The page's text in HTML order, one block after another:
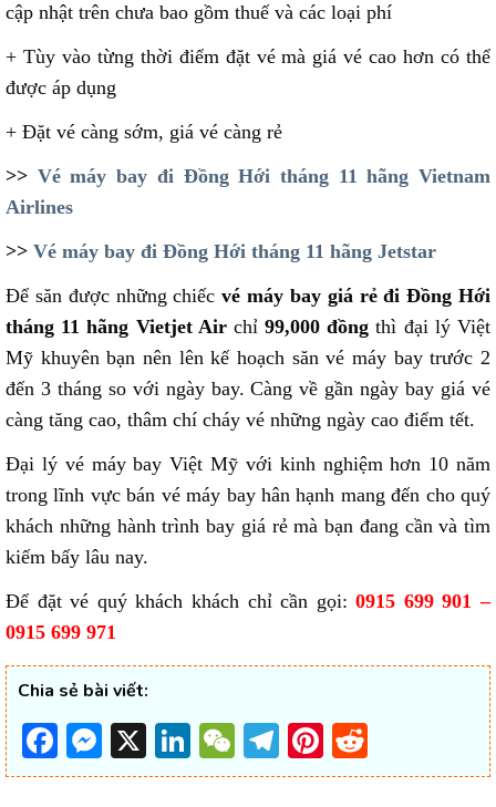
cập nhật trên chưa bao gồm thuế và các loại phí
+ Tùy vào từng thời điểm đặt vé mà giá vé cao hơn có thể
được áp dụng
+ Đặt vé càng sớm, giá vé càng rẻ
>> Vé máy bay đi Đồng Hới tháng 11 hãng Vietnam
Airlines
>> Vé máy bay đi Đồng Hới tháng 11 hãng Jetstar
Để săn được những chiếcvé máy bay giá rẻ đi Đồng Hới
tháng 11 hãng Vietjet Airchỉ99,000 đồng thì đại lý Việt
Mỹ khuyên bạn nên lên kế hoạch săn vé máy bay trước 2
đến 3 tháng so với ngày bay. Càng về gần ngày bay giá vé
càng tăng cao, thâm chí cháy vé những ngày cao điểm tết.
Đại lý vé máy bay Việt Mỹ với kinh nghiệm hơn 10 năm
trong lĩnh vực bán vé máy bay hân hạnh mang đến cho quý
khách những hành trình bay giá rẻ mà bạn đang cần và tìm
kiếm bấy lâu nay.
Để đặt vé quý khách khách chỉ cần gọi: 0915 699 901 –
0915 699 971
Chia sẻ bài viết:
Facebook
Messenger
X LinkedIn
WeChat
Telegram
Pinterest